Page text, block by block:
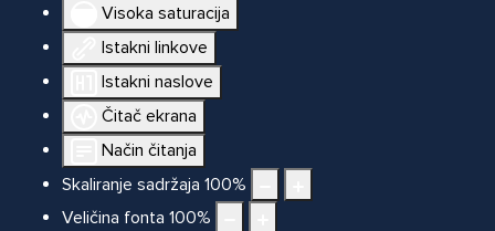
Visoka saturacija
Istakni linkove
Istakni naslove
Čitač ekrana
Način čitanja
Skaliranje sadržaja 100%
Veličina fonta 100%